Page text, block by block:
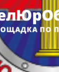
имущество
торгов
имущество